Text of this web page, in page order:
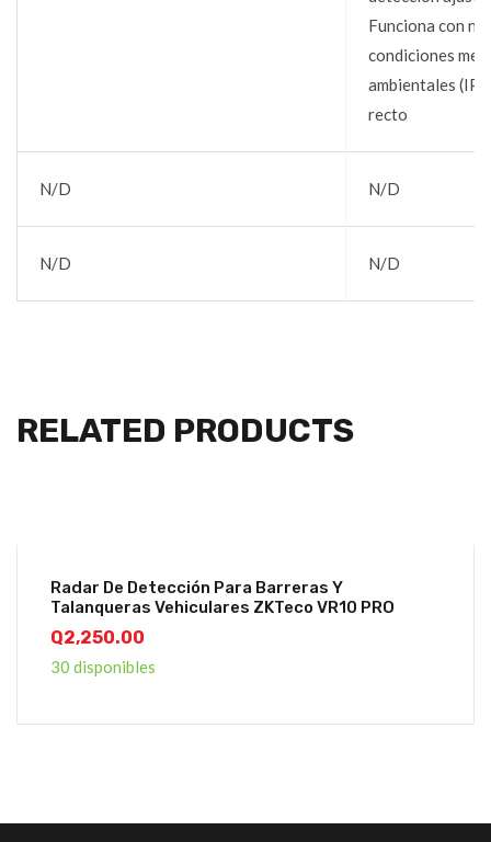
Funciona con
condiciones
ambientales
recto
N/D N/D
N/D N/D
RELATED PRODUCTS
Radar De Detección Para Barreras Y
Talanqueras Vehiculares ZKTeco VR10 PRO
Q2,250.00
30 disponibles